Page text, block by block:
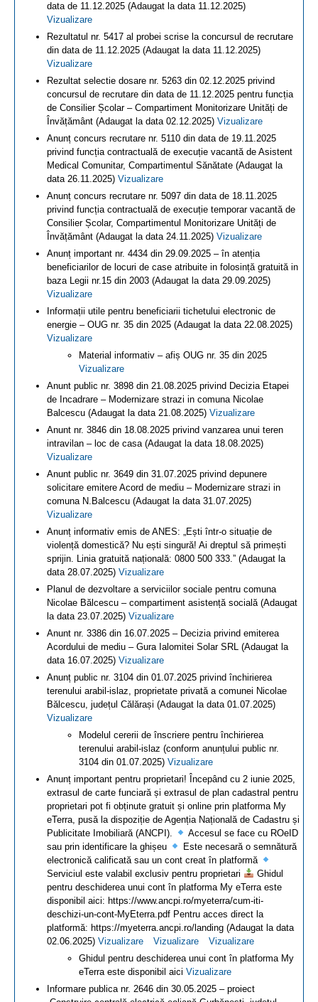
data de 11.12.2025 (Adaugat la data 11.12.2025)
Vizualizare
Rezultatul nr. 5417 al probei scrise la concursul de recrutare
din data de 11.12.2025 (Adaugat la data 11.12.2025)
Vizualizare
Rezultat selectie dosare nr. 5263 din 02.12.2025 privind
concursul de recrutare din data de 11.12.2025 pentru funcția
de Consilier Școlar – Compartiment Monitorizare Unități de
Învățământ (Adaugat la data 02.12.2025) Vizualizare
Anunț concurs recrutare nr. 5110 din data de 19.11.2025
privind funcția contractuală de execuție vacantă de Asistent
Medical Comunitar, Compartimentul Sănătate (Adaugat la
data 26.11.2025) Vizualizare
Anunț concurs recrutare nr. 5097 din data de 18.11.2025
privind funcția contractuală de execuție temporar vacantă de
Consilier Școlar, Compartimentul Monitorizare Unități de
Învățământ (Adaugat la data 24.11.2025) Vizualizare
Anunț important nr. 4434 din 29.09.2025 – în atenția
beneficiarilor de locuri de case atribuite in folosință gratuită in
baza Legii nr.15 din 2003 (Adaugat la data 29.09.2025)
Vizualizare
Informații utile pentru beneficiarii tichetului electronic de
energie – OUG nr. 35 din 2025 (Adaugat la data 22.08.2025)
Vizualizare
Material informativ – afiș OUG nr. 35 din 2025
Vizualizare
Anunt public nr. 3898 din 21.08.2025 privind Decizia Etapei
de Incadrare – Modernizare strazi in comuna Nicolae
Balcescu (Adaugat la data 21.08.2025) Vizualizare
Anunt nr. 3846 din 18.08.2025 privind vanzarea unui teren
intravilan – loc de casa (Adaugat la data 18.08.2025)
Vizualizare
Anunt public nr. 3649 din 31.07.2025 privind depunere
solicitare emitere Acord de mediu – Modernizare strazi in
comuna N.Balcescu (Adaugat la data 31.07.2025)
Vizualizare
Anunț informativ emis de ANES: „Ești într-o situație de
violență domestică? Nu ești singură! Ai dreptul să primești
sprijin. Linia gratuită națională: 0800 500 333.” (Adaugat la
data 28.07.2025) Vizualizare
Planul de dezvoltare a serviciilor sociale pentru comuna
Nicolae Bălcescu – compartiment asistență socială (Adaugat
la data 23.07.2025) Vizualizare
Anunt nr. 3386 din 16.07.2025 – Decizia privind emiterea
Acordului de mediu – Gura Ialomitei Solar SRL (Adaugat la
data 16.07.2025) Vizualizare
Anunț public nr. 3104 din 01.07.2025 privind închirierea
terenului arabil-islaz, proprietate privată a comunei Nicolae
Bălcescu, județul Călărași (Adaugat la data 01.07.2025)
Vizualizare
Modelul cererii de înscriere pentru închirierea
terenului arabil-islaz (conform anunțului public nr.
3104 din 01.07.2025) Vizualizare
Anunț important pentru proprietari! Începând cu 2 iunie 2025,
extrasul de carte funciară și extrasul de plan cadastral pentru
proprietari pot fi obținute gratuit și online prin platforma My
eTerra, pusă la dispoziție de Agenția Națională de Cadastru și
Publicitate Imobiliară (ANCPI).
Accesul se face cu ROeID
sau prin identificare la ghișeu
Este necesară o semnătură
electronică calificată sau un cont creat în platformă
Serviciul este valabil exclusiv pentru proprietari
Ghidul
pentru deschiderea unui cont în platforma My eTerra este
disponibil aici: https://www.ancpi.ro/myeterra/cum-iti-
deschizi-un-cont-MyEterra.pdf Pentru acces direct la
platformă: https://myeterra.ancpi.ro/landing (Adaugat la data
02.06.2025) Vizualizare Vizualizare
Vizualizare
Ghidul pentru deschiderea unui cont în platforma My
eTerra este disponibil aici Vizualizare
Informare publica nr. 2646 din 30.05.2025 – proiect